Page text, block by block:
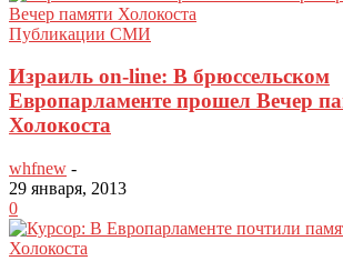
Публикации СМИ
Израиль on-line: В брюссельском
Европарламенте прошел Вечер
Холокоста
whfnew -
29 января, 2013
0